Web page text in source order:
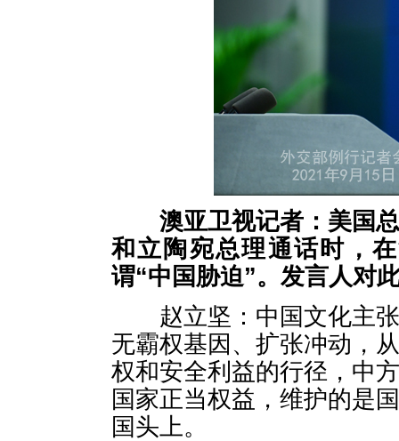
澳亚卫视记者：美国
和立陶宛总理通话时，
谓“中国胁迫”。发言人对
赵立坚：中国文化主张
无霸权基因、扩张冲动，
权和安全利益的行径，中
国家正当权益，维护的是
国头上。